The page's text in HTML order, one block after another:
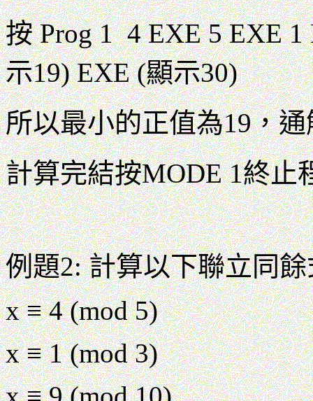
按 Prog 1 4 EXE 5 EXE
示19) EXE (顯示30)
所以最小的正值為19，通
計算完結按MODE 1終止
例題2: 計算以下聯立同
x ≡ 4 (mod 5)
x ≡ 1 (mod 3)